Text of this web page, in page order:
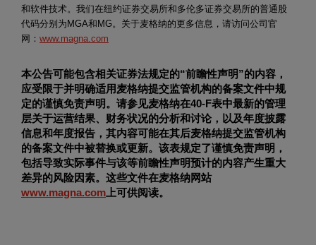
和软件技术。我们在纽约证券交易所和多伦多证券交易所的普通股
代码分别为MGA和MG。关于麦格纳的更多信息，请访问公司官
网： www.magna.com
本公告可能包含相关证券法规定的“前瞻性声明”的内容，
应受限于并明确适用麦格纳提交监管机构的备案文件中规
定的谨慎免责声明。请参见麦格纳在40-F表中最新的管理
层关于运营结果、财务状况的分析和讨论，以及年度披露
信息和年度报告，其内容可能在其后麦格纳提交监管机构
的备案文件中被替换或更新。该表规定了谨慎免责声明，
包括导致实际事件与该等前瞻性声明预计的内容产生重大
差异的风险因素。这些文件在麦格纳网站
www.magna.com 上可供阅读。